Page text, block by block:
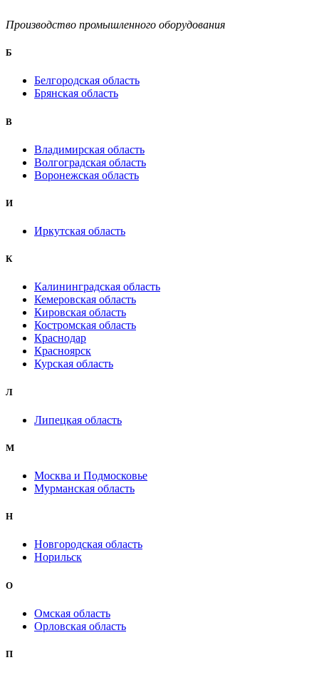
Производство промышленного оборудования
Б
Белгородская область
Брянская область
B
Владимирская область
Волгоградская область
Воронежская область
И
Иркутская область
К
Калининградская область
Кемеровская область
Кировская область
Костромская область
Краснодар
Красноярск
Курская область
Л
Липецкая область
М
Москва и Подмосковье
Мурманская область
Н
Новгородская область
Норильск
О
Омская область
Орловская область
П